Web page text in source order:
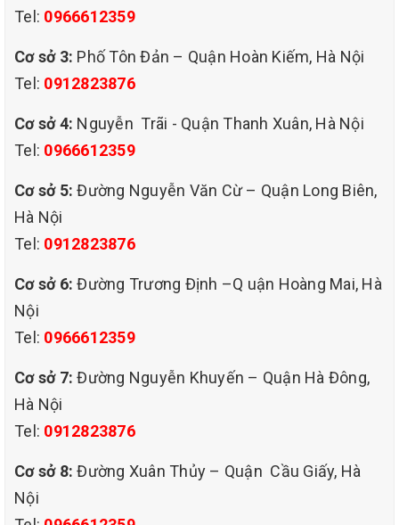
sạch mọi vết bẩn bám trên ghế sofa đảm bảo sạch như
mới với giá cả vô cùng phải chăng.
Tel: 0966612359
Cơ sở 3: Phố Tôn Đản – Quận Hoàn Kiếm, Hà Nội
Tel: 0912823876
Cơ sở 4: Nguyễn Trãi - Quận Thanh Xuân, Hà Nội
Tel: 0966612359
Cơ sở 5: Đường Nguyễn Văn Cừ – Quận Long Biên,
Hà Nội
Tel: 0912823876
Cơ sở 6: Đường Trương Định –Q uận Hoàng Mai, Hà
Nội
Tel: 0966612359
Cơ sở 7:Đường Nguyễn Khuyến – Quận Hà Đông,
Hà Nội
Tel: 0912823876
Cơ sở 8:Đường Xuân Thủy – Quận Cầu Giấy, Hà
Nội